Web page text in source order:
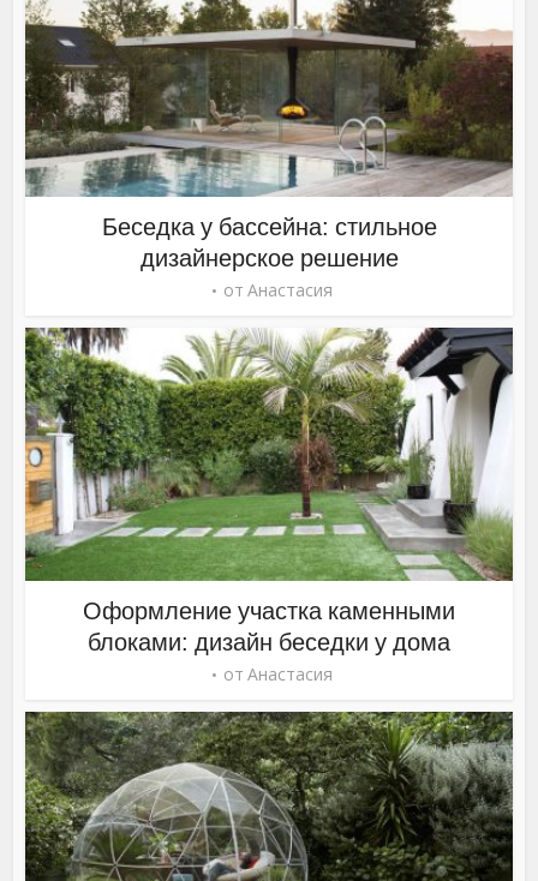
Беседка у бассейна: стильное
дизайнерское решение
от Анастасия
Оформление участка каменными
блоками: дизайн беседки у дома
от Анастасия